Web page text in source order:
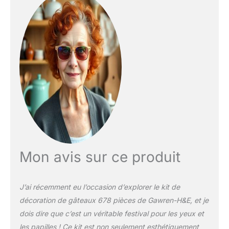
en papier sulfurisé ✔ 6
tasses à mesurer ✔ 1
batteur à œufs ✔ 1 moule
à gâteau en papier ✔ 1
cœur en chocolat Motif
en forme ✔1 Spatule en
silicone ✔ Planche à
gâteau. Kit de décoration
incroyable pour biscuits
et gâteaux. Libérez votre
potentiel de décoration
comprenant ✔ 24
douilles à glaçage
gâteau ✔ spatule droite
et décalée ✔ niveleur à
gâteau ✔ 3 grattoirs à
gâteau ✔ 100 poches à
Mon avis sur ce produit
J’ai récemment eu l’occasion d’explorer le kit de
décoration de gâteaux 678 pièces de Gawren-H&E, et je
dois dire que c’est un véritable festival pour les yeux et
les papilles ! Ce kit est non seulement esthétiquement